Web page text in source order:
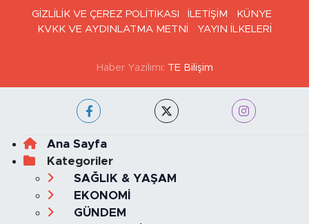
GİZLİLİK VE ÇEREZ POLİTİKASI İLETİŞİM
KÜNYE
KVKK VE AYDINLATMA METNİ
YAYIN İLKELERİ
Haber Yazılımı: TE Bilişim
Ana Sayfa
Kategoriler
SAĞLIK & YAŞAM
EKONOMİ
GÜNDEM